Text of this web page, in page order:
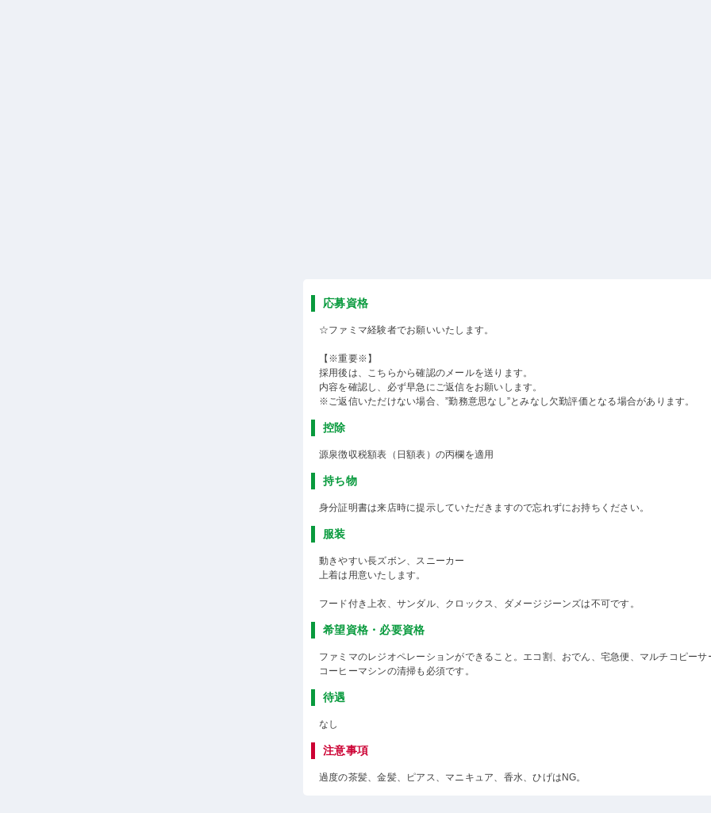
応募資格
☆ファミマ経験者でお願いいたします。
【※重要※】
採用後は、こちらから確認のメールを送ります。
内容を確認し、必ず早急にご返信をお願いします。
※ご返信いただけない場合、”勤務意思なし”とみなし欠勤評価となる場合があります。
控除
源泉徴収税額表（日額表）の丙欄を適用
持ち物
身分証明書は来店時に提示していただきますので忘れずにお持ちください。
服装
動きやすい長ズボン、スニーカー
上着は用意いたします。
フード付き上衣、サンダル、クロックス、ダメージジーンズは不可です。
希望資格・必要資格
ファミマのレジオペレーションができること。エコ割、おでん、宅急便、マルチコピーサ
コーヒーマシンの清掃も必須です。
待遇
なし
注意事項
過度の茶髪、金髪、ピアス、マニキュア、香水、ひげはNG。